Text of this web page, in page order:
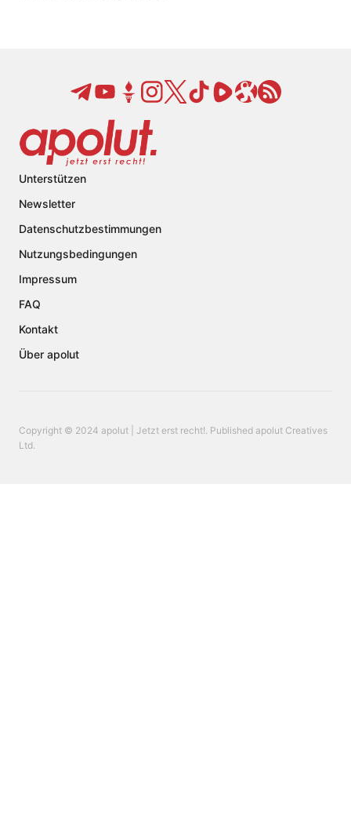
Unterstützen
Newsletter
Datenschutzbestimmungen
Nutzungsbedingungen
Impressum
FAQ
Kontakt
Über apolut
Copyright © 2024 apolut | Jetzt erst recht!. Published apolut Creatives
Ltd.